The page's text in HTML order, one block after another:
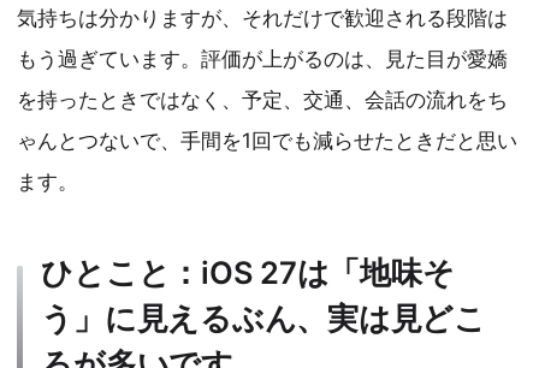
気持ちは分かりますが、それだけで歓迎される段階は
もう過ぎています。評価が上がるのは、見た目が愛嬌
を持ったときではなく、予定、交通、会話の流れをち
ゃんとつないで、手間を1回でも減らせたときだと思い
ます。
ひとこと：iOS 27は「地味そ
う」に見えるぶん、実は見どこ